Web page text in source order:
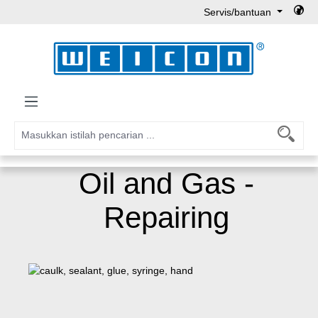
Servis/bantuan
Oil and Gas -
Repairing